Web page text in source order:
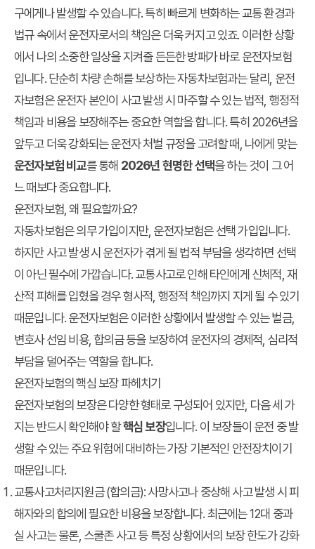
구에게나 발생할 수 있습니다. 특히 빠르게 변화하는 교통 환경과
법규 속에서 운전자로서의 책임은 더욱 커지고 있죠. 이러한 상황
에서 나의 소중한 일상을 지켜줄 든든한 방패가 바로 운전자보험
입니다. 단순히 차량 손해를 보상하는 자동차보험과는 달리, 운전
자보험은 운전자 본인이 사고 발생 시 마주할 수 있는 법적, 행정적
책임과 비용을 보장해주는 중요한 역할을 합니다. 특히 2026년을
앞두고 더욱 강화되는 운전자 처벌 규정을 고려할 때, 나에게 맞는
운전자보험 비교를 통해 2026년 현명한 선택을 하는 것이 그 어
느 때보다 중요합니다.
운전자보험, 왜 필요할까요?
자동차보험은 의무 가입이지만, 운전자보험은 선택 가입입니다.
하지만 사고 발생 시 운전자가 겪게 될 법적 부담을 생각하면 선택
이 아닌 필수에 가깝습니다. 교통사고로 인해 타인에게 신체적, 재
산적 피해를 입혔을 경우 형사적, 행정적 책임까지 지게 될 수 있기
때문입니다. 운전자보험은 이러한 상황에서 발생할 수 있는 벌금,
변호사 선임 비용, 합의금 등을 보장하여 운전자의 경제적, 심리적
부담을 덜어주는 역할을 합니다.
운전자보험의 핵심 보장 파헤치기
운전자보험의 보장은 다양한 형태로 구성되어 있지만, 다음 세 가
지는 반드시 확인해야 할핵심 보장입니다. 이 보장들이 운전 중 발
생할 수 있는 주요 위험에 대비하는 가장 기본적인 안전장치이기
때문입니다.
교통사고처리지원금 (합의금): 사망사고나 중상해 사고 발생 시 피
해자와의 합의에 필요한 비용을 보장합니다. 최근에는 12대 중과
실 사고는 물론, 스쿨존 사고 등 특정 상황에서의 보장 한도가 강화